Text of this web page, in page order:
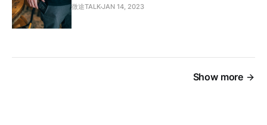
微途TALKJAN 14, 2023
Show more